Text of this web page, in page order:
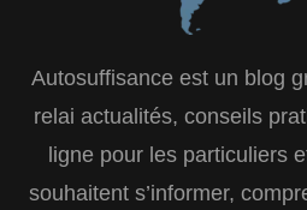
Autosuffisance est un blog
relai actualités, conseils
ligne pour les particuliers
souhaitent s’informer,